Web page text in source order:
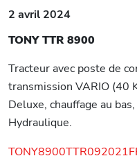
2 avril 2024
TONY TTR 8900
Tracteur avec poste de
transmission VARIO (40
Deluxe, chauffage au
Hydraulique.